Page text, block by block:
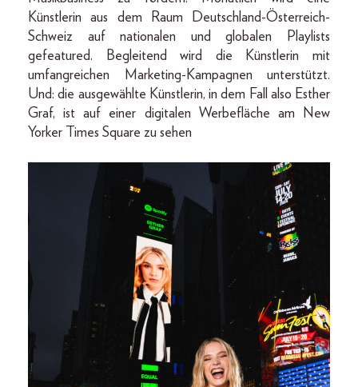
Künstlerin aus dem Raum Deutschland-Österreich-
Schweiz auf nationalen und globalen Playlists
gefeatured. Begleitend wird die Künstlerin mit
umfangreichen Marketing-Kampagnen unterstützt.
Und: die ausgewählte Künstlerin, in dem Fall also Esther
Graf, ist auf einer digitalen Werbefläche am New
Yorker Times Square zu sehen